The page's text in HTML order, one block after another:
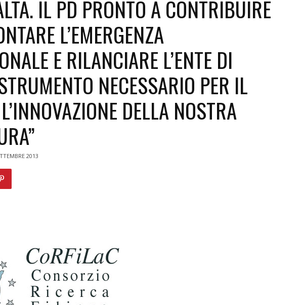
IL PD PRONTO A CONTRIBUIRE
L’EMERGENZA
E RILANCIARE L’ENTE DI
NECESSARIO PER IL
DELLA NOSTRA
2013